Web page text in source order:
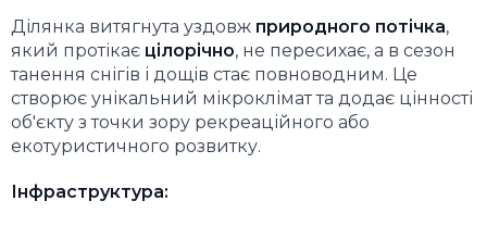
Ділянка витягнута уздовж природного потічка,
який протікає цілорічно, не пересихає, а в сезон
танення снігів і дощів стає повноводним. Це
створює унікальний мікроклімат та додає цінності
об'єкту з точки зору рекреаційного або
екотуристичного розвитку.
Інфраструктура: